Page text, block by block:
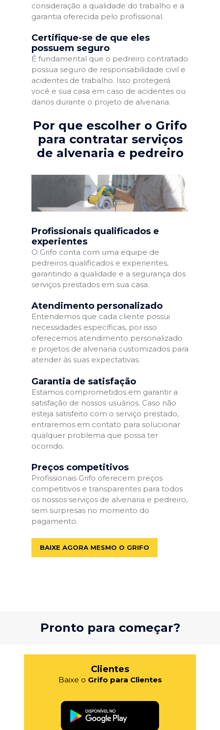
consideração a qualidade do trabalho e a
garantia oferecida pelo profissional.
Certifique-se de que eles
possuem seguro
É fundamental que o pedreiro contratado
possua seguro de responsabilidade civil e
acidentes de trabalho. Isso protegerá
você e sua casa em caso de acidentes ou
danos durante o projeto de alvenaria.
Por que escolher o Grifo
para contratar serviços
de alvenaria e pedreiro
Profissionais qualificados e
experientes
O Grifo conta com uma equipe de
pedreiros qualificados e experientes,
garantindo a qualidade e a segurança dos
serviços prestados em sua casa.
Atendimento personalizado
Entendemos que cada cliente possui
necessidades específicas, por isso
oferecemos atendimento personalizado
e projetos de alvenaria customizados para
atender às suas expectativas.
Garantia de satisfação
Estamos comprometidos em garantir a
satisfação de nossos usuários. Caso não
esteja satisfeito com o serviço prestado,
entraremos em contato para solucionar
qualquer problema que possa ter
ocorrido.
Preços competitivos
Profissionais Grifo oferecem preços
competitivos e transparentes para todos
os nossos serviços de alvenaria e pedreiro,
sem surpresas no momento do
pagamento.
BAIXE AGORA MESMO O GRIFO
Pronto para começar?
Clientes
Baixe o Grifo para Clientes